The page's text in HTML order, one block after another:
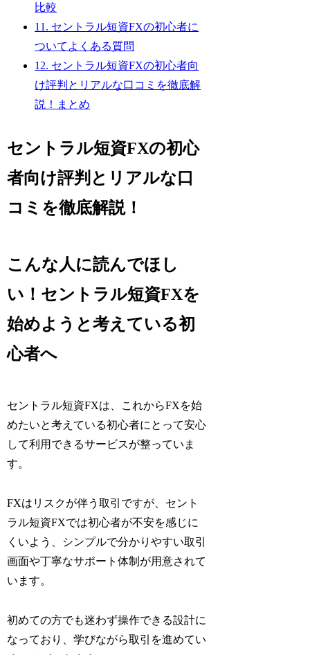
比較
11. セントラル短資FXの初心者に
ついてよくある質問
12. セントラル短資FXの初心者向
け評判とリアルな口コミを徹底解
説！まとめ
セントラル短資FXの初心
者向け評判とリアルな口
コミを徹底解説！
こんな人に読んでほし
い！セントラル短資FXを
始めようと考えている初
心者へ
セントラル短資FXは、これからFXを始
めたいと考えている初心者にとって安心
して利用できるサービスが整っていま
す。
FXはリスクが伴う取引ですが、セント
ラル短資FXでは初心者が不安を感じに
くいよう、シンプルで分かりやすい取引
画面や丁寧なサポート体制が用意されて
います。
初めての方でも迷わず操作できる設計に
なっており、学びながら取引を進めてい